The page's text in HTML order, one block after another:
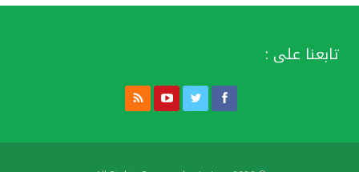
تابعنا على :